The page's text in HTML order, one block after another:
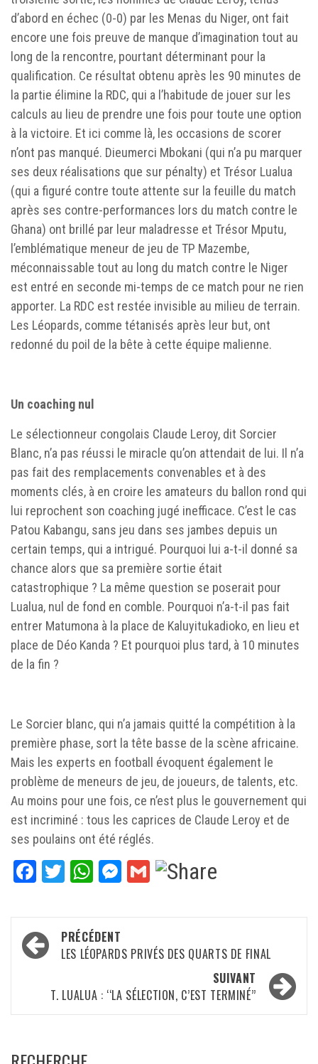
d’abord en échec (0-0) par les Menas du Niger, ont fait
encore une fois preuve de manque d’imagination tout au
long de la rencontre, pourtant déterminant pour la
qualification. Ce résultat obtenu après les 90 minutes de
la partie élimine la RDC, qui a l’habitude de jouer sur les
calculs au lieu de prendre une fois pour toute une option
à la victoire. Et ici comme là, les occasions de scorer
n’ont pas manqué. Dieumerci Mbokani (qui n’a pu marquer
ses deux réalisations que sur pénalty) et Trésor Lualua
(qui a figuré contre toute attente sur la feuille du match
après ses contre-performances lors du match contre le
Ghana) ont brillé par leur maladresse et Trésor Mputu,
l’emblématique meneur de jeu de TP Mazembe,
méconnaissable tout au long du match contre le Niger
est entré en seconde mi-temps de ce match pour ne rien
apporter. La RDC est restée invisible au milieu de terrain.
Les Léopards, comme tétanisés après leur but, ont
redonné du poil de la bête à cette équipe malienne.
Un coaching nul
Le sélectionneur congolais Claude Leroy, dit Sorcier
Blanc, n’a pas réussi le miracle qu’on attendait de lui. Il n’a
pas fait des remplacements convenables et à des
moments clés, à en croire les amateurs du ballon rond qui
lui reprochent son coaching jugé inefficace. C’est le cas
Patou Kabangu, sans jeu dans ses jambes depuis un
certain temps, qui a intrigué. Pourquoi lui a-t-il donné sa
chance alors que sa première sortie était
catastrophique ? La même question se poserait pour
Lualua, nul de fond en comble. Pourquoi n’a-t-il pas fait
entrer Matumona à la place de Kaluyitukadioko, en lieu et
place de Déo Kanda ? Et pourquoi plus tard, à 10 minutes
de la fin ?
Le Sorcier blanc, qui n’a jamais quitté la compétition à la
première phase, sort la tête basse de la scène africaine.
Mais les experts en football évoquent également le
problème de meneurs de jeu, de joueurs, de talents, etc.
Au moins pour une fois, ce n’est plus le gouvernement qui
est incriminé : tous les caprices de Claude Leroy et de
ses poulains ont été réglés.
Facebook
TwitterWhatsApp
Messenger
Gmail
Navigation
d’article
PRÉCÉDENT
LES LÉOPARDS PRIVÉS DES QUARTS DE FINAL
SUIVANT
T. LUALUA : ‘‘LA SÉLECTION, C’EST TERMINÉ’’